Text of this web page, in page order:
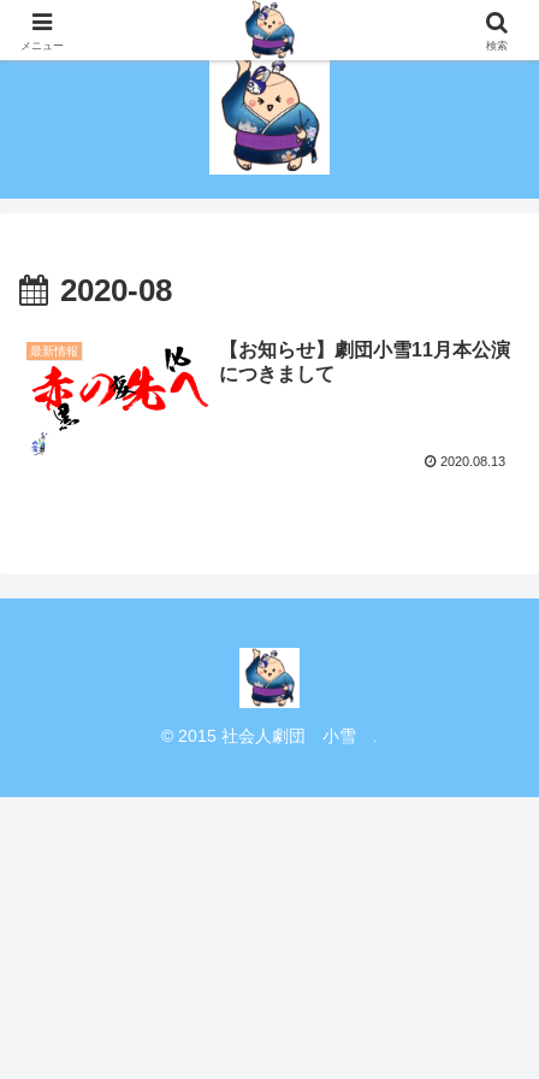
演技を趣味にしたい！初心者でも社会人でも演劇がしたい！を叶える劇団！
2020-08
最新情報
【お知らせ】劇団小雪11月本公演
につきまして
2020.08.13
© 2015 社会人劇団 小雪 .
メニュー 検索